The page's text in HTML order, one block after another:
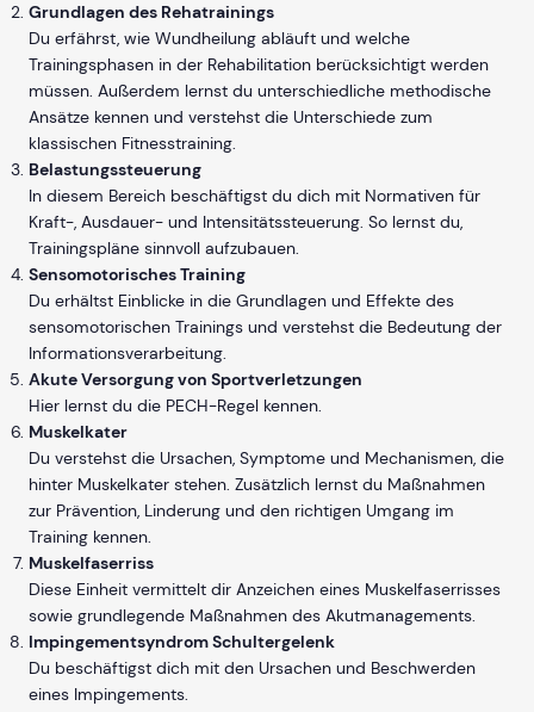
Grundlagen des Rehatrainings
Du erfährst, wie Wundheilung abläuft und welche
Trainingsphasen in der Rehabilitation berücksichtigt werden
müssen. Außerdem lernst du unterschiedliche methodische
Ansätze kennen und verstehst die Unterschiede zum
klassischen Fitnesstraining.
Belastungssteuerung
In diesem Bereich beschäftigst du dich mit Normativen für
Kraft-, Ausdauer- und Intensitätssteuerung. So lernst du,
Trainingspläne sinnvoll aufzubauen.
Sensomotorisches Training
Du erhältst Einblicke in die Grundlagen und Effekte des
sensomotorischen Trainings und verstehst die Bedeutung der
Informationsverarbeitung.
Akute Versorgung von Sportverletzungen
Hier lernst du die PECH-Regel kennen.
Muskelkater
Du verstehst die Ursachen, Symptome und Mechanismen, die
hinter Muskelkater stehen. Zusätzlich lernst du Maßnahmen
zur Prävention, Linderung und den richtigen Umgang im
Training kennen.
Muskelfaserriss
Diese Einheit vermittelt dir Anzeichen eines Muskelfaserrisses
sowie grundlegende Maßnahmen des Akutmanagements.
Impingementsyndrom Schultergelenk
Du beschäftigst dich mit den Ursachen und Beschwerden
eines Impingements.